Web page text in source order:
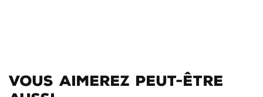
Vous aimerez peut-être